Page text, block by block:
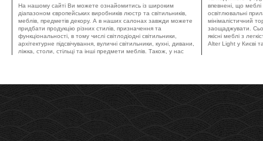
На нашому сайті Ви можете ознайомитись із широким
діапазоном європейських виробників люстр та світильників,
меблів, предметів декору. А в наших салонах завжди можете
придбати продукцію різних стилів, призначення та
функціональності, в тому числі світлодіодні світильники,
архітектурне підсвічування, вуличні світильники, кухні, дивани,
ліжка, столи, стільці та інші предмети меблів. Також, у нас
впевнені, що меблі
освітлювальні
мінімалістичний
заощаджувати.
якісні меблі з
Alter Light у Києві